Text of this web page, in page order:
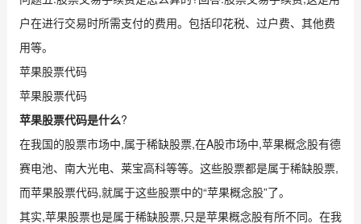
户在进行交易时所需支付的费用。包括印花税、过户费、其他费
用等。
苹果股票代码
苹果股票代码
苹果股票代码是什么?
在我国的股票市场中,属于稀缺股票,在A股市场中,苹果概念股有德
赛电池、南大光电、莱宝高科等等。这些股票都是属于稀缺股票,
而苹果股票代码,就属于这些股票中的“苹果概念股”了。
其实,苹果股票也是属于稀缺股票,只是苹果概念股有所不同。在我